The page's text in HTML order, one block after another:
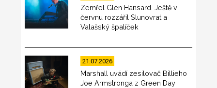
Zemřel Glen Hansard. Ještě v
červnu rozzářil Slunovrat a
Valašský špalíček
21.07.2026
Marshall uvádí zesilovač Billieho
Joe Armstronga z Green Day